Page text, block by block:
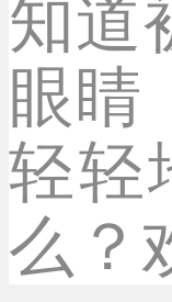
知道
眼睛
轻轻
么？